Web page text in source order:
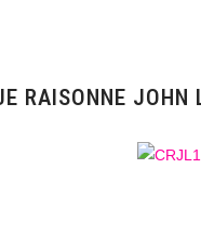
RAISONNE JOHN